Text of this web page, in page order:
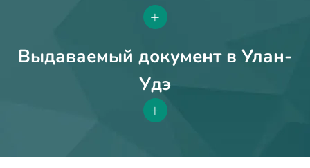
+
Выдаваемый документ в Улан-
Удэ
+